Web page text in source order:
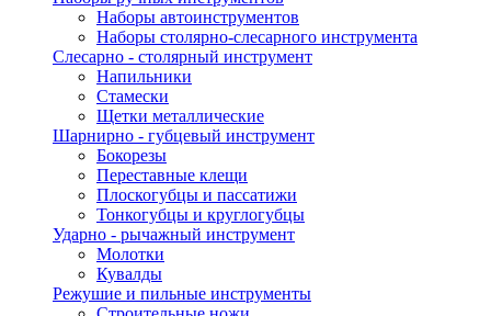
Наборы автоинструментов
Наборы столярно-слесарного инструмента
Слесарно - столярный инструмент
Напильники
Стамески
Щетки металлические
Шарнирно - губцевый инструмент
Бокорезы
Переставные клещи
Плоскогубцы и пассатижи
Тонкогубцы и круглогубцы
Ударно - рычажный инструмент
Молотки
Кувалды
Режушие и пильные инструменты